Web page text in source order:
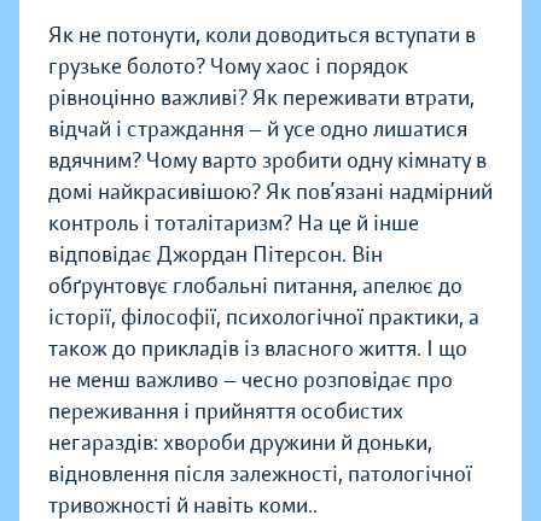
Як не потонути, коли доводиться вступати в
грузьке болото? Чому хаос і порядок
рівноцінно важливі? Як переживати втрати,
відчай і страждання — й усе одно лишатися
вдячним? Чому варто зробити одну кімнату в
домі найкрасивішою? Як пов’язані надмірний
контроль і тоталітаризм? На це й інше
відповідає Джордан Пітерсон. Він
обґрунтовує глобальні питання, апелює до
історії, філософії, психологічної практики, а
також до прикладів із власного життя. І що
не менш важливо — чесно розповідає про
переживання і прийняття особистих
негараздів: хвороби дружини й доньки,
відновлення після залежності, патологічної
тривожності й навіть коми..